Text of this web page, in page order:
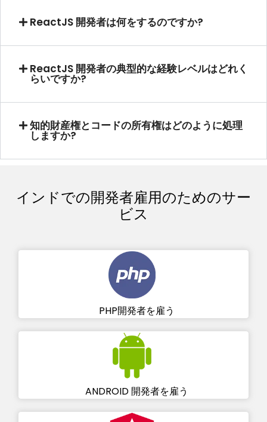
ReactJS 開発者は何をするのですか?
ReactJS 開発者の典型的な経験レベルはどれく
らいですか?
知的財産権とコードの所有権はどのように処理
しますか?
インドでの開発者雇用のためのサー
ビス
PHP開発者を雇う
ANDROID 開発者を雇う